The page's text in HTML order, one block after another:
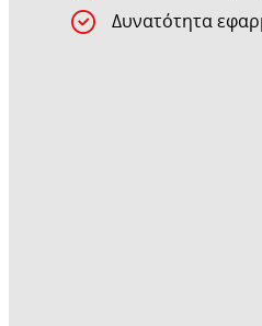
Δυνατότητα